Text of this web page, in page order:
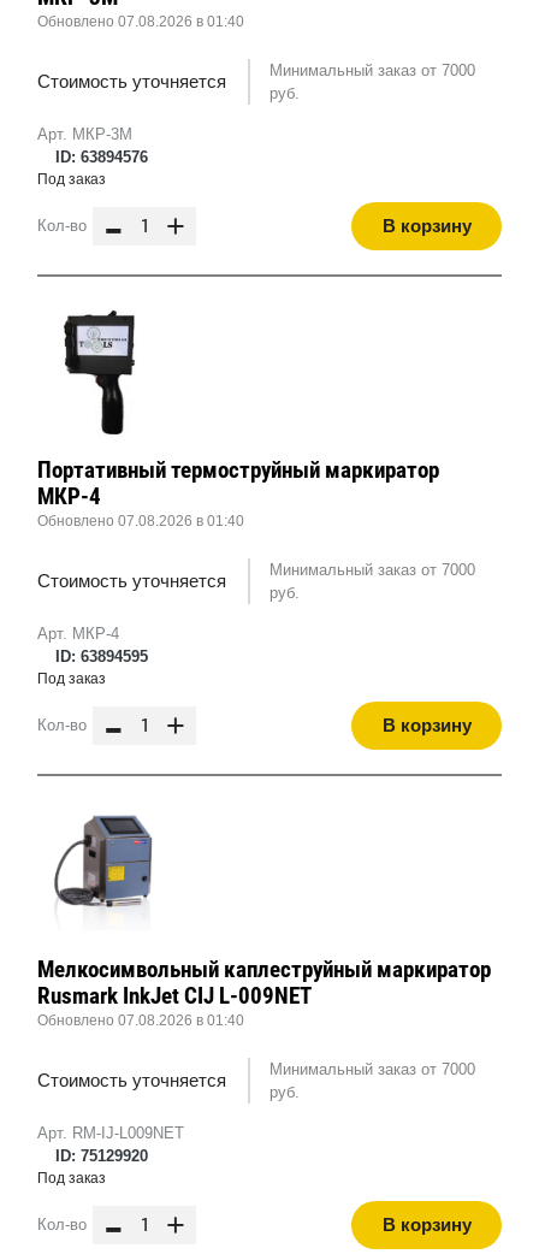
Арт. МКР-3М
ID: 63894576
Обновлено 07.08.2026 в 01:40
Стоимость уточняется
Минимальный заказ от 7000
руб.
Под заказ
Кол-во - + В корзину
Арт. МКР-4
ID: 63894595
Портативный термоструйный маркиратор
МКР-4
Обновлено 07.08.2026 в 01:40
Стоимость уточняется
Минимальный заказ от 7000
руб.
Под заказ
Кол-во - + В корзину
Арт. RM-IJ-L009NET
ID: 75129920
Мелкосимвольный каплеструйный маркиратор
Rusmark InkJet CIJ L-009NET
Обновлено 07.08.2026 в 01:40
Стоимость уточняется
Минимальный заказ от 7000
руб.
Под заказ
Кол-во - + В корзину